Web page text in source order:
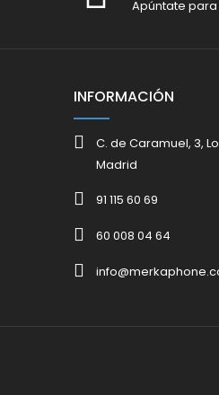
Apúntate
INFORMACIÓN
C. de Caramuel, 3,
Madrid
91 115 60 69
60 008 04 64